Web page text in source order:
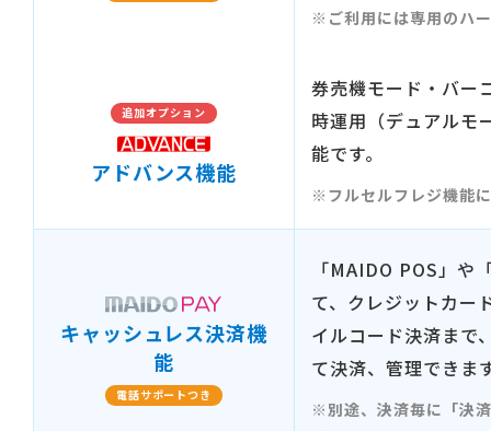
※ご利用には専用のハ
追加オプション
アドバンス機能
券売機モード・バー
時運用（デュアルモ
能です。
※フルセルフレジ機能
キャッシュレス決済機
能
電話サポートつき
「MAIDO POS」や
て、クレジットカー
イルコード決済まで
て決済、管理できま
※別途、決済毎に「決